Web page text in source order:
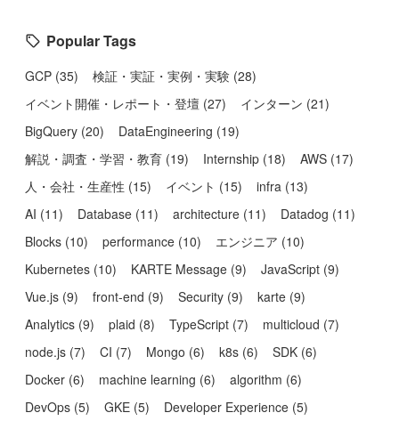
Popular Tags
GCP (35) 検証・実証・実例・実験 (28)
イベント開催・レポート・登壇 (27) インターン (21)
BigQuery (20) DataEngineering (19)
解説・調査・学習・教育 (19) Internship (18) AWS (17)
人・会社・生産性 (15) イベント (15) infra (13)
AI (11) Database (11) architecture (11) Datadog (11)
Blocks (10) performance (10) エンジニア (10)
Kubernetes (10) KARTE Message (9) JavaScript (9)
Vue.js (9) front-end (9) Security (9) karte (9)
Analytics (9) plaid (8) TypeScript (7) multicloud (7)
node.js (7) CI (7) Mongo (6) k8s (6) SDK (6)
Docker (6) machine learning (6) algorithm (6)
DevOps (5) GKE (5) Developer Experience (5)